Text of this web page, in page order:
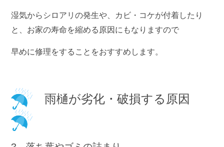
湿気からシロアリの発生や、カビ・コケが付着したり
と、お家の寿命を縮める原因にもなりますので
早めに修理をすることをおすすめします。
雨樋が劣化・破損する原因